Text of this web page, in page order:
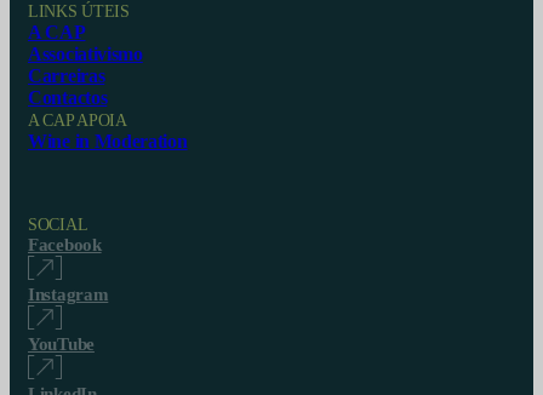
LINKS ÚTEIS
A CAP
Associativismo
Carreiras
Contactos
A CAP APOIA
Wine in Moderation
SOCIAL
Facebook
Instagram
YouTube